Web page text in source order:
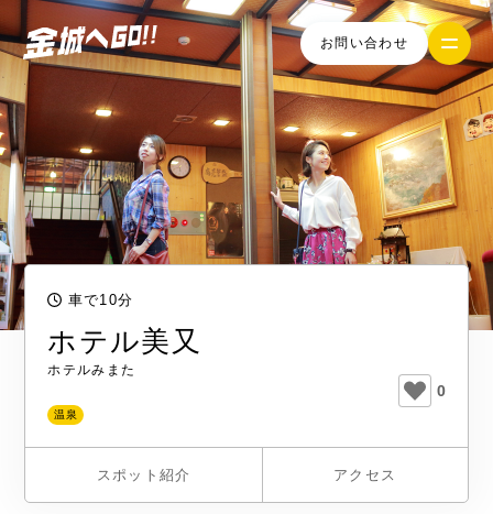
お問い合わせ
車で10分
ホテル美又
ホテルみまた
0
温泉
スポット紹介 アクセス